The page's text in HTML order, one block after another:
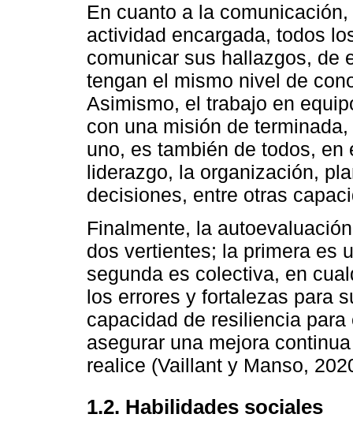
En cuanto a la
actividad encargada, todos
comunicar sus hallazgos, de
tengan el mismo nivel de
Asimismo, el trabajo en
con una misión de
uno, es también de todos,
liderazgo, la organización,
decisiones, entre otras
Finalmente, la
dos vertientes; la primera es
segunda es colectiva, en
los errores y fortalezas para
capacidad de resiliencia
asegurar una mejora
realice (Vaillant y Manso,
1.2. Habilidades sociales